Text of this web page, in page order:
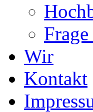
Wir
Kontakt